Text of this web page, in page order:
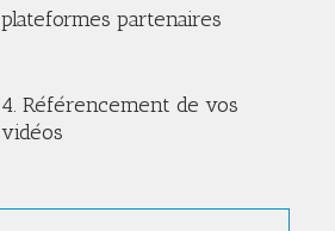
plateformes partenaires
4. Référencement de vos
vidéos